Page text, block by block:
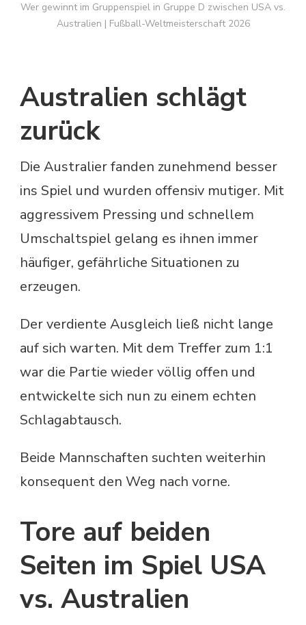
Wer gewinnt im Gruppenspiel in Gruppe D zwischen USA vs.
Australien | Fußball-Weltmeisterschaft 2026
Australien schlägt
zurück
Die Australier fanden zunehmend besser
ins Spiel und wurden offensiv mutiger. Mit
aggressivem Pressing und schnellem
Umschaltspiel gelang es ihnen immer
häufiger, gefährliche Situationen zu
erzeugen.
Der verdiente Ausgleich ließ nicht lange
auf sich warten. Mit dem Treffer zum 1:1
war die Partie wieder völlig offen und
entwickelte sich nun zu einem echten
Schlagabtausch.
Beide Mannschaften suchten weiterhin
konsequent den Weg nach vorne.
Tore auf beiden
Seiten im Spiel USA
vs. Australien